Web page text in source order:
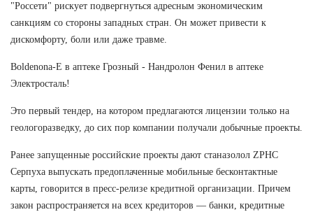
"Россети" рискует подвергнуться адресным экономическим
санкциям со стороны западных стран. Он может привести к
дискомфорту, боли или даже травме.
Boldenona-E в аптеке Грозный - Нандролон Фенил в аптеке
Электросталь!
Это первый тендер, на котором предлагаются лицензии только на
геологоразведку, до сих пор компании получали добычные проекты.
Ранее запущенные российские проекты дают станазолол ZPHC
Серпуха выпускать предоплаченные мобильные бесконтактные
карты, говорится в пресс-релизе кредитной организации. Причем
закон распространяется на всех кредиторов — банки, кредитные